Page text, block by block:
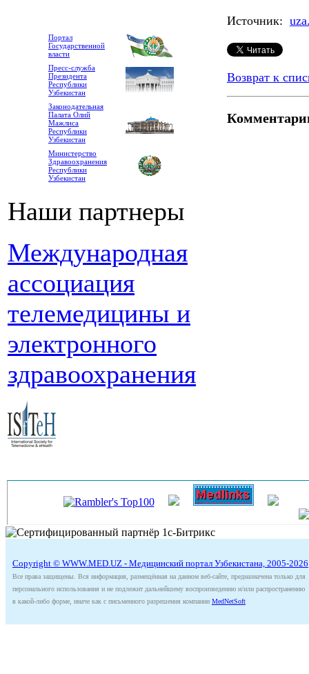
Портал
Государственной
власти
Пресс-служба
Президента
Республики
Узбекистан
Законодательная
Палата Олий
Мажлиса
Республики
Узбекистан
Министерство
Здравоохранения
Республики
Узбекистан
Наши партнеры
Международная
ассоциация
телемедицины и
электронного
здравоохранения
Источник:
Возврат к
Copyright © WWW.MED.UZ - Медицинский портал Узбекистана, 2005-2026
Все права защищены. Вся информация, размещённая на данном веб-сайте, предназначена только для
персонального использования и не подлежит дальнейшему воспроизведению и/или распространению
в какой-либо форме, иначе как с письменного разрешения компании MedNetSoft